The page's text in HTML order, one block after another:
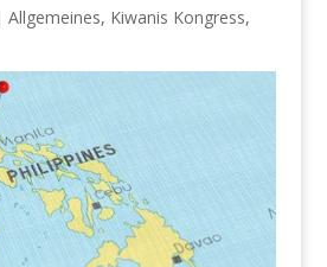
Allgemeines, Kiwanis Kongress,